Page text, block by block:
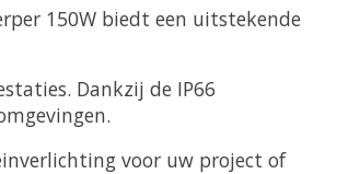
150W biedt een uitstekende
Dankzij de IP66
voor uw project of